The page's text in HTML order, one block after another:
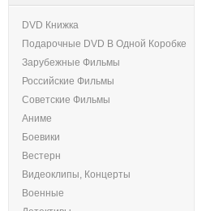
DVD Книжка
Подарочные DVD В Одной Коробке
Зарубежные Фильмы
Российские Фильмы
Советские Фильмы
Аниме
Боевики
Вестерн
Видеоклипы, Концерты
Военные